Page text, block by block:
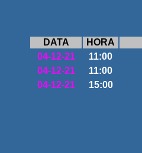
DATA HORA
04-12-21
11:00
04-12-21
11:00
04-12-21
15:00